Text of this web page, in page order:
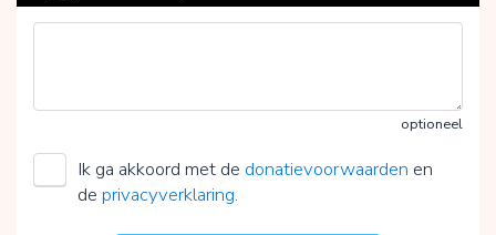
optioneel
Ik ga akkoord met de donatievoorwaarden en
de privacyverklaring.